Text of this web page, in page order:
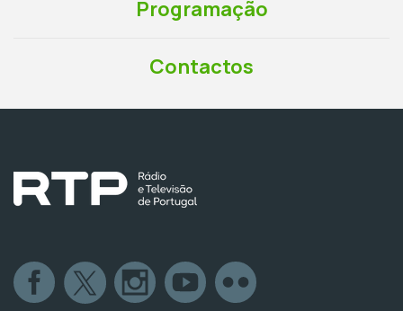
Programação
Contactos